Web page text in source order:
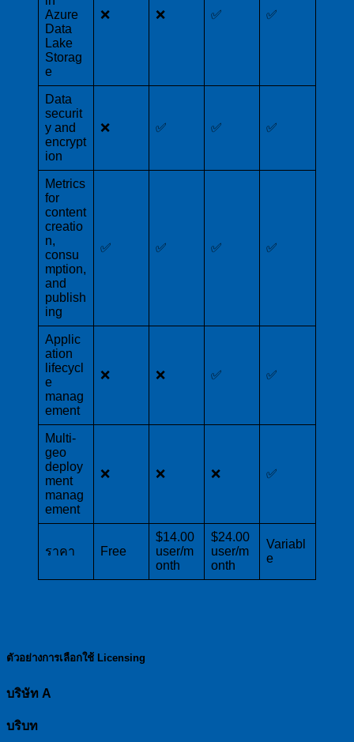
Azure
Data
Lake
Storag
e
❌ ❌ ✅ ✅
Data
securit
y and
encrypt
ion
❌ ✅ ✅ ✅
Metrics
for
content
creatio
n,
consu
mption,
and
publish
ing
✅ ✅ ✅ ✅
Applic
ation
lifecycl
e
manag
ement
❌ ❌ ✅ ✅
Multi-
geo
deploy
ment
manag
ement
❌ ❌ ❌ ✅
ราคา Free
$14.00
user/m
onth
$24.00
user/m
onth
Variabl
e
ตัวอย่างการเลือกใช้ Licensing
บริษัท A
บริบท